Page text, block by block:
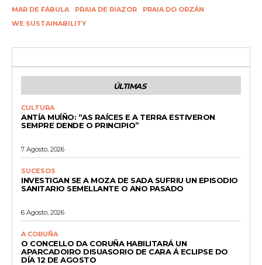
MAR DE FÁBULA
PRAIA DE RIAZOR
PRAIA DO ORZÁN
WE SUSTAINABILITY
ÚLTIMAS
CULTURA
ANTÍA MUÍÑO: “AS RAÍCES E A TERRA ESTIVERON
SEMPRE DENDE O PRINCIPIO”
7 Agosto, 2026
SUCESOS
INVESTIGAN SE A MOZA DE SADA SUFRIU UN EPISODIO
SANITARIO SEMELLANTE O ANO PASADO
6 Agosto, 2026
A CORUÑA
O CONCELLO DA CORUÑA HABILITARÁ UN
APARCADOIRO DISUASORIO DE CARA Á ECLIPSE DO
DÍA 12 DE AGOSTO